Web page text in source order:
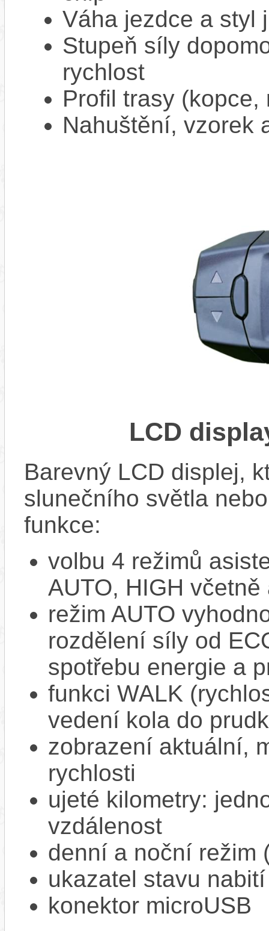
Váha jezdce a styl
Stupeň síly
rychlost
Profil trasy
Nahuštění, vzorek
LCD
Barevný LCD displej,
slunečního světla
funkce:
volbu 4 režimů
AUTO, HIGH
režim AUTO
rozdělení síly od
spotřebu energie a
funkci WALK
vedení kola do
zobrazení aktuální,
rychlosti
ujeté kilometry:
vzdálenost
denní a noční režim
ukazatel stavu
konektor microUSB